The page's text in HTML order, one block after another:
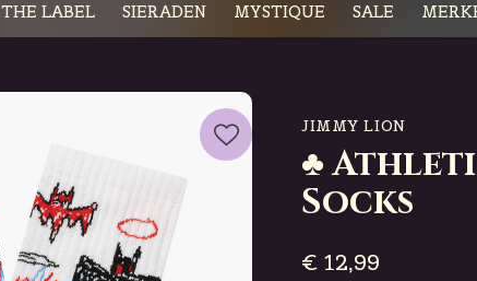
THE LABEL SIERADEN MYSTIQUE SALE
JIMMY LION
♣
Socks
€ 12,99